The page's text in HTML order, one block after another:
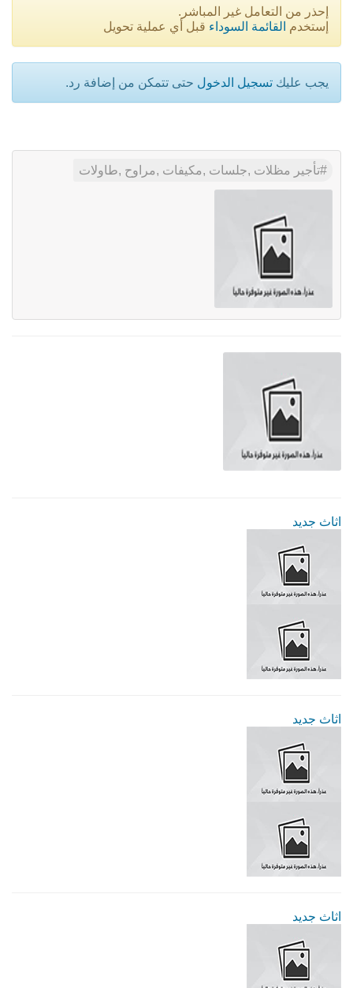
إحذر من التعامل غير المباشر.
إستخدم القائمة السوداء قبل أي عملية تحويل
يجب عليك تسجيل الدخول حتى تتمكن من إضافة رد.
تأجير مظلات ,جلسات ,مكيفات ,مراوح ,طاولات
اثاث جديد
اثاث جديد
اثاث جديد